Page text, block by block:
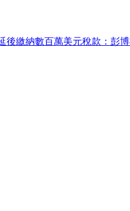
後繳納數百萬美元稅款：彭